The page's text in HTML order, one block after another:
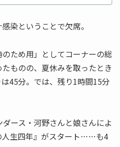
染ということで欠席。
ため用」としてコーナーの総
ものの、夏休みを取ったとき
45分。では、残り1時間15分
ース・河野さんと娘さんによ
人生四年』がスタート……も4